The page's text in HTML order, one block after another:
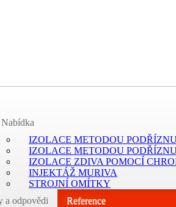
Nabídka
IZOLACE METODOU
IZOLACE METODOU
IZOLACE ZDIVA POMOCÍ
INJEKTÁŽ MURIVA
STROJNÍ OMÍTKY
a odpovědi
Reference